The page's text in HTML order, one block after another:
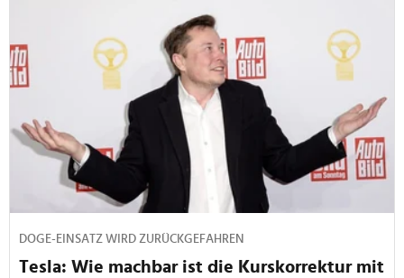
DOGE-EINSATZ WIRD ZURÜCKGEFAHREN
Tesla: Wie machbar ist die Kurskorrektur mit